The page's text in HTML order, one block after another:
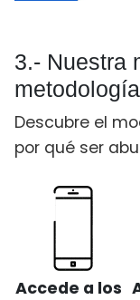
3.- Nuestra
Descubre el
por qué ser
Accede a los